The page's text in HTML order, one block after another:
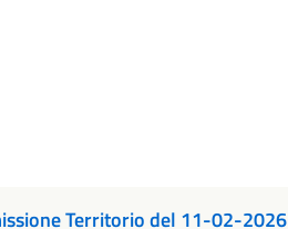
Territorio del 11-02-2026